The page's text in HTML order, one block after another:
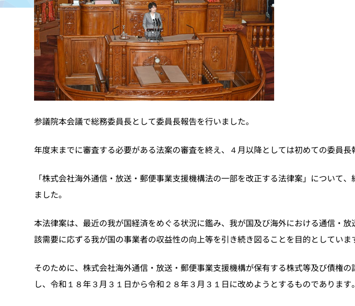
参議院本会議で総務委員長として委員長報告を行いました。
年度末までに審査する必要がある法案の審査を終え、４月以降としては初めての委員長
「株式会社海外通信・放送・郵便事業支援機構法の一部を改正する法律案」について
ました。
本法律案は、最近の我が国経済をめぐる状況に鑑み、我が国及び海外における通信・
該需要に応ずる我が国の事業者の収益性の向上等を引き続き図ることを目的としていま
そのために、株式会社海外通信・放送・郵便事業支援機構が保有する株式等及び債権
し、令和１８年３月３１日から令和２８年３月３１日に改めようとするものであります。